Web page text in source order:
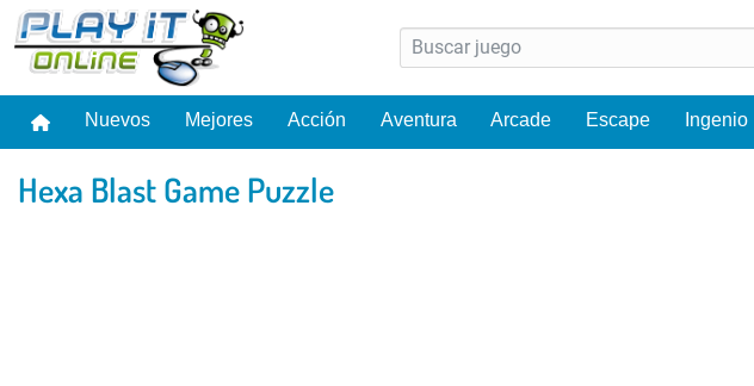
Nuevos Mejores Acción Aventura Arcade Escape Ingenio
Hexa Blast Game Puzzle